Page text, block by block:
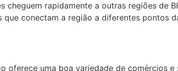
rapidamente a outras regiões de
conectam a região a diferentes pontos
oferece uma boa variedade de comércios